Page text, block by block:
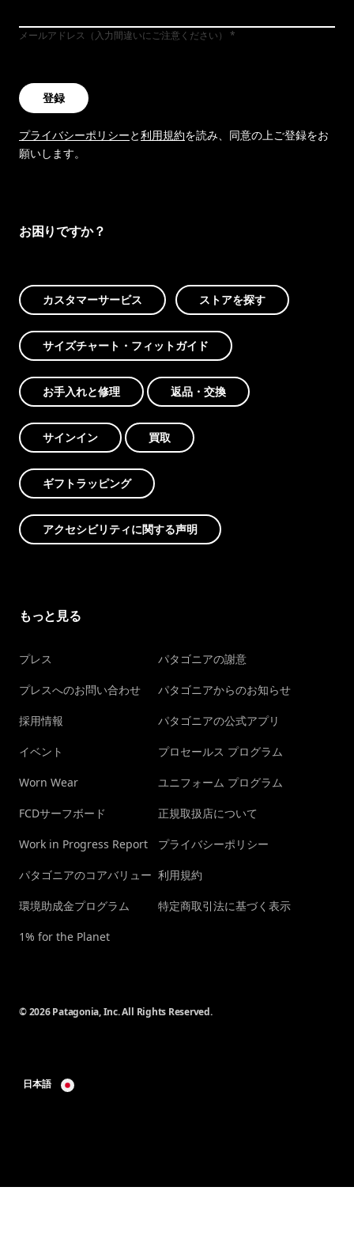
メールアドレス（入力間違いにご注意ください）
登録
プライバシーポリシーと利用規約を読み、同意の上ご登録をお
願いします。
お困りですか？
カスタマーサービス ストアを探す
サイズチャート・フィットガイド
お手入れと修理 返品・交換
サインイン 買取
ギフトラッピング
アクセシビリティに関する声明
もっと見る
プレス
プレスへのお問い合わせ
採用情報
イベント
Worn Wear
FCDサーフボード
Work in Progress Report
パタゴニアのコアバリュー
環境助成金プログラム
1% for the Planet
パタゴニアの謝意
パタゴニアからのお知らせ
パタゴニアの公式アプリ
プロセールス プログラム
ユニフォーム プログラム
正規取扱店について
プライバシーポリシー
利用規約
特定商取引法に基づく表示
© 2026 Patagonia, Inc. All Rights Reserved.
日本語